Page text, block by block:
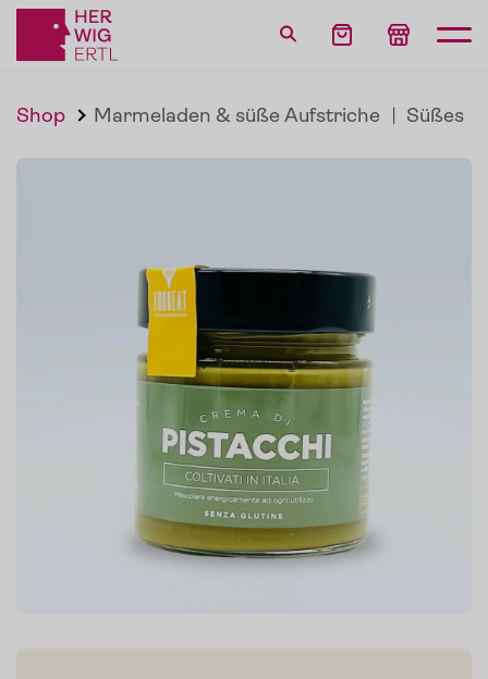
Shop Marmeladen & süße Aufstriche | Süßes